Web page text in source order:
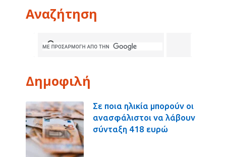
Αναζήτηση
Δημοφιλή
Σε ποια ηλικία μπορούν οι
ανασφάλιστοι να λάβουν
σύνταξη 418 ευρώ